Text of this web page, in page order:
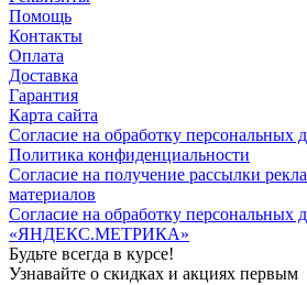
Помощь
Контакты
Оплата
Доставка
Гарантия
Карта сайта
Согласие на обработку персональных
Политика конфиденциальности
Согласие на получение рассылки
материалов
Согласие на обработку персональных
«ЯНДЕКС.МЕТРИКА»
Будьте всегда в курсе!
Узнавайте о скидках и акциях первым